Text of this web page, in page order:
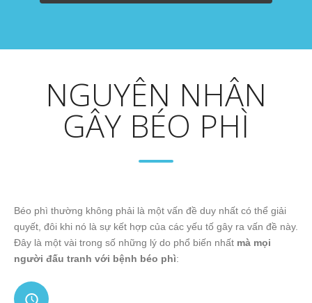
NGUYÊN NHÂN
GÂY BÉO PHÌ
Béo phì thường không phải là một vấn đề duy nhất có thể giải
quyết, đôi khi nó là sự kết hợp của các yếu tố gây ra vấn đề này.
Đây là một vài trong số những lý do phổ biến nhất mà mọi
người đấu tranh với bệnh béo phì: